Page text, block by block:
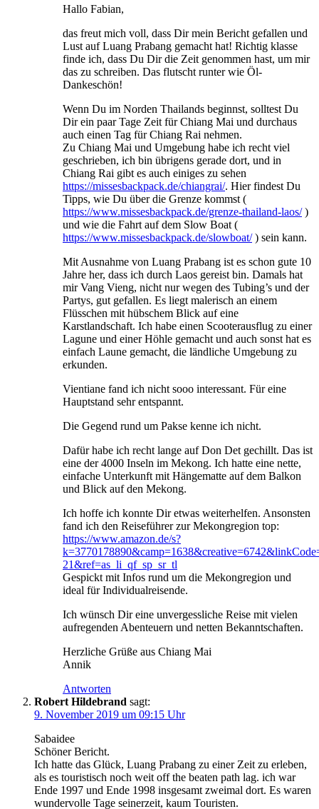
Hallo Fabian,
das freut mich voll, dass Dir mein Bericht gefallen und
Lust auf Luang Prabang gemacht hat! Richtig klasse
finde ich, dass Du Dir die Zeit genommen hast, um mir
das zu schreiben. Das flutscht runter wie Öl-
Dankeschön!
Wenn Du im Norden Thailands beginnst, solltest Du
Dir ein paar Tage Zeit für Chiang Mai und durchaus
auch einen Tag für Chiang Rai nehmen.
Zu Chiang Mai und Umgebung habe ich recht viel
geschrieben, ich bin übrigens gerade dort, und in
Chiang Rai gibt es auch einiges zu sehen
https://missesbackpack.de/chiangrai/. Hier findest Du
Tipps, wie Du über die Grenze kommst (
https://www.missesbackpack.de/grenze-thailand-laos/)
und wie die Fahrt auf dem Slow Boat (
https://www.missesbackpack.de/slowboat/) sein kann.
Mit Ausnahme von Luang Prabang ist es schon gute 10
Jahre her, dass ich durch Laos gereist bin. Damals hat
mir Vang Vieng, nicht nur wegen des Tubing’s und der
Partys, gut gefallen. Es liegt malerisch an einem
Flüsschen mit hübschem Blick auf eine
Karstlandschaft. Ich habe einen Scooterausflug zu einer
Lagune und einer Höhle gemacht und auch sonst hat es
einfach Laune gemacht, die ländliche Umgebung zu
erkunden.
Vientiane fand ich nicht sooo interessant. Für eine
Hauptstand sehr entspannt.
Die Gegend rund um Pakse kenne ich nicht.
Dafür habe ich recht lange auf Don Det gechillt. Das ist
eine der 4000 Inseln im Mekong. Ich hatte eine nette,
einfache Unterkunft mit Hängematte auf dem Balkon
und Blick auf den Mekong.
Ich hoffe ich konnte Dir etwas weiterhelfen. Ansonsten
fand ich den Reiseführer zur Mekongregion top:
https://www.amazon.de/s?
21&ref=as_li_qf_sp_sr_tl
Gespickt mit Infos rund um die Mekongregion und
ideal für Individualreisende.
Ich wünsch Dir eine unvergessliche Reise mit vielen
aufregenden Abenteuern und netten Bekanntschaften.
Herzliche Grüße aus Chiang Mai
Annik
Antworten
Robert Hildebrand sagt:
9. November 2019 um 09:15 Uhr
Sabaidee
Schöner Bericht.
Ich hatte das Glück, Luang Prabang zu einer Zeit zu erleben,
als es touristisch noch weit off the beaten path lag. ich war
Ende 1997 und Ende 1998 insgesamt zweimal dort. Es waren
wundervolle Tage seinerzeit, kaum Touristen.